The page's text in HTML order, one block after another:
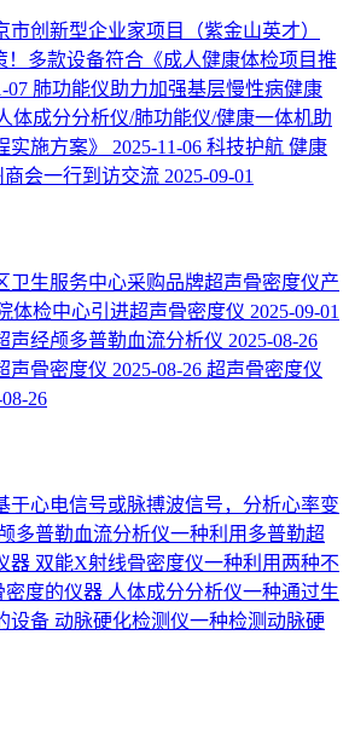
市创新型企业家项目（紫金山英才）
！多款设备符合《成人健康体检项目推
07 肺功能仪助力加强基层慢性病健康
体成分分析仪/肺功能仪/健康一体机助
施方案》
2025-11-06 科技护航 健康
商会一行到访交流 2025-09-01
卫生服务中心采购品牌超声骨密度仪产
体检中心引进超声骨密度仪 2025-09-01
声经颅多普勒血流分析仪 2025-08-26
声骨密度仪 2025-08-26 超声骨密度仪
26
于心电信号或脉搏波信号，分析心率变
多普勒血流分析仪一种利用多普勒超
器 双能X射线骨密度仪一种利用两种不
密度的仪器 人体成分分析仪一种通过生
设备 动脉硬化检测仪一种检测动脉硬